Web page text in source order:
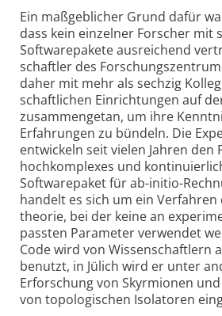
Ein maßgeblicher Grund dafür
dass kein einzelner Forscher mit
Software­pakete aus­reichend
schaftler des
daher mit mehr als sechzig
schaftlichen Einrich­tungen auf
zusammen­getan, um ihre
Erfahrungen zu bündeln. Die
entwickeln seit vielen Jahren den
hoch­komplexes und
Software­paket für ab-initio-
handelt es sich um ein
theorie, bei der keine an
passten Para­meter verwendet
Code wird von Wissen­schaftlern
benutzt, in Jülich wird er unter
Erforschung von Skyrmionen
von topo­logischen Isola­toren